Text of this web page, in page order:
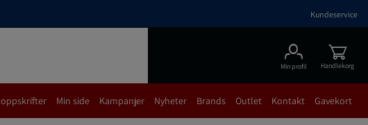
Kundeservice
Min profil Handlekorg
Min side Kampanjer Nyheter Brands Outlet Kontakt Gavekort